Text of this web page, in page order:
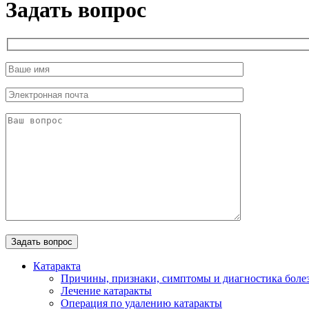
Задать вопрос
Катаракта
Причины, признаки, симптомы и диагностика
Лечение катаракты
Операция по удалению катаракты